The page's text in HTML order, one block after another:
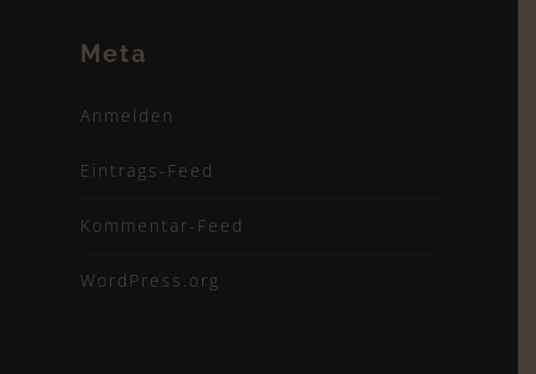
Meta
Anmelden
Eintrags-Feed
Kommentar-Feed
WordPress.org